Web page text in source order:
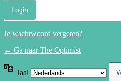
Je wachtwoord vergeten?
← Ga naar The Optimist
Taal